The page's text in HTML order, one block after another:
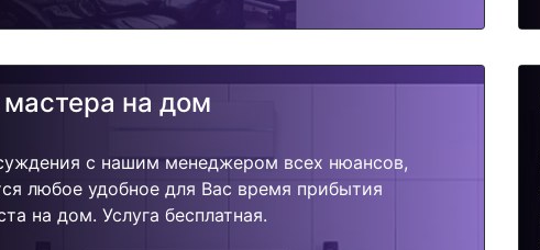
на дом
с нашим менеджером всех нюансов,
любое удобное для Вас время прибытия
на дом. Услуга бесплатная.